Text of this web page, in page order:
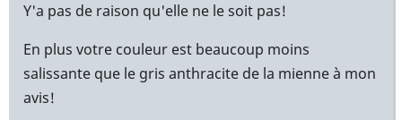
réponse
Pourvu
que
la
Y'a pas de raison qu'elle ne le soit pas!
En plus votre couleur est beaucoup moins
salissante que le gris anthracite de la mienne à mon
avis!